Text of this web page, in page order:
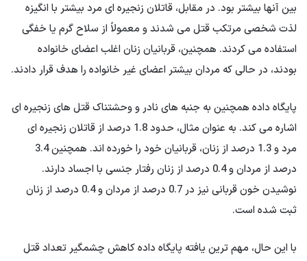
بین آنها بیشتر بود. در مقابل، قاتلان زنجیره ای مرد بیشتر با انگیزه
لذت شخصی مرتکب قتل می شدند و معمولاً از سلاح گرم یا خفگی
استفاده می کردند. همچنین، قربانیان زنان اغلب اعضای خانواده
بودند، در حالی که مردان بیشتر اعضای غیر خانواده را هدف قرار دادند.
پایگاه داده همچنین به جنبه های نادر و وحشتناک قتل های زنجیره ای
اشاره می کند. به عنوان مثال، حدود 1.8 درصد از قاتلان زنجیره ای
مرد و 1.3 درصد از زنان، قربانیان خود را خورده اند. همچنین 3.4
درصد از مردان و 0.4 درصد از زنان رفتار جنسی با اجساد دارند.
نوشیدن خون قربانی نیز در 0.7 درصد از مردان و 0.4 درصد از زنان
ثبت شده است.
با این حال، مهم ترین یافته پایگاه داده کاهش چشمگیر تعداد قتل